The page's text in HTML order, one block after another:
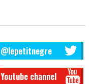
@lepetitnegre
Youtube channel